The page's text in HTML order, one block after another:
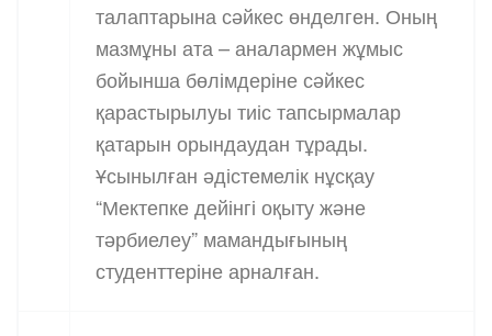
талаптарына сәйкес өнделген. Оның
мазмұны ата – аналармен жұмыс
бойынша бөлімдеріне сәйкес
қарастырылуы тиіс тапсырмалар
қатарын орындаудан тұрады.
Ұсынылған әдістемелік нұсқау
“Мектепке дейінгі оқыту және
тәрбиелеу” мамандығының
студенттеріне арналған.